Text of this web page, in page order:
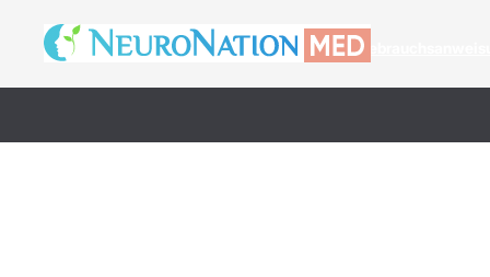
© 2026 Synaptikon GmbH